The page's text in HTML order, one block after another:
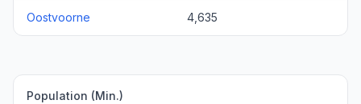
Oostvoorne 4,635
Population (Min.)